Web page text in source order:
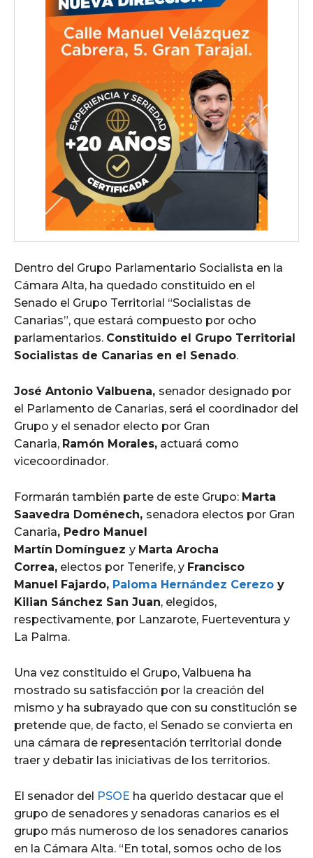
Dentro del Grupo Parlamentario Socialista en la
Cámara Alta, ha quedado constituido en el
Senado el Grupo Territorial “Socialistas de
Canarias”, que estará compuesto por ocho
parlamentarios. Constituido el Grupo Territorial
Socialistas de Canarias en el Senado.
José Antonio Valbuena, senador designado por
el Parlamento de Canarias, será el coordinador del
Grupo y el senador electo por Gran
Canaria, Ramón Morales, actuará como
vicecoordinador.
Formarán también parte de este Grupo: Marta
Saavedra Doménech, senadora electos por Gran
Canaria, Pedro Manuel
Martín Domínguez y Marta Arocha
Correa, electos por Tenerife, y Francisco
Manuel Fajardo, Paloma Hernández Cerezo y
Kilian Sánchez San Juan, elegidos,
respectivamente, por Lanzarote, Fuerteventura y
La Palma.
Una vez constituido el Grupo, Valbuena ha
mostrado su satisfacción por la creación del
mismo y ha subrayado que con su constitución se
pretende que, de facto, el Senado se convierta en
una cámara de representación territorial donde
traer y debatir las iniciativas de los territorios.
El senador del PSOE ha querido destacar que el
grupo de senadores y senadoras canarios es el
grupo más numeroso de los senadores canarios
en la Cámara Alta. “En total, somos ocho de los